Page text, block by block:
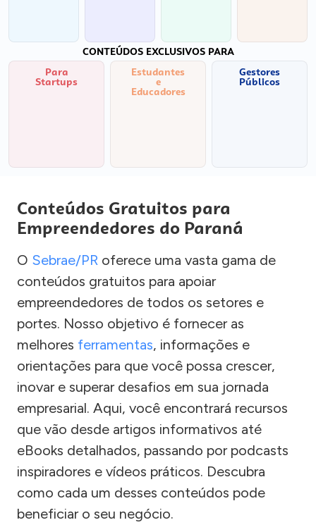
CONTEÚDOS EXCLUSIVOS PARA
Para
Startups
Estudantes
e
Educadores
Gestores
Públicos
Conteúdos Gratuitos para
Empreendedores do Paraná
O Sebrae/PR oferece uma vasta gama de
conteúdos gratuitos para apoiar
empreendedores de todos os setores e
portes. Nosso objetivo é fornecer as
melhores ferramentas, informações e
orientações para que você possa crescer,
inovar e superar desafios em sua jornada
empresarial. Aqui, você encontrará recursos
que vão desde artigos informativos até
eBooks detalhados, passando por podcasts
inspiradores e vídeos práticos. Descubra
como cada um desses conteúdos pode
beneficiar o seu negócio.